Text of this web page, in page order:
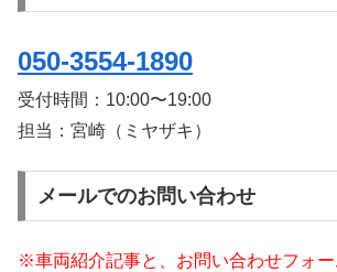
050-3554-1890
受付時間： 10:00〜19:00
担当：宮崎（ミヤザキ）
メールでのお問い合わせ
※車両紹介記事と、お問い合わせフォー